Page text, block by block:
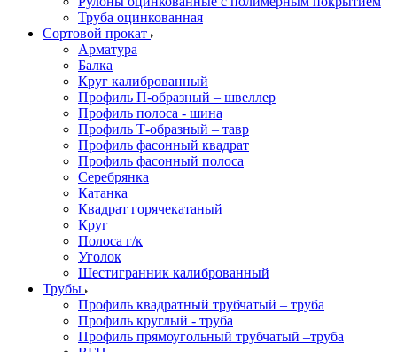
Труба оцинкованная
Сортовой прокат
Арматура
Балка
Круг калиброванный
Профиль П-образный – швеллер
Профиль полоса - шина
Профиль Т-образный – тавр
Профиль фасонный квадрат
Профиль фасонный полоса
Серебрянка
Катанка
Квадрат горячекатаный
Круг
Полоса г/к
Уголок
Шестигранник калиброванный
Трубы
Профиль квадратный трубчатый – труба
Профиль круглый - труба
Профиль прямоугольный трубчатый –труба